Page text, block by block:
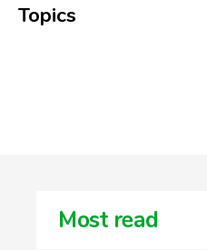
Topics
Most read